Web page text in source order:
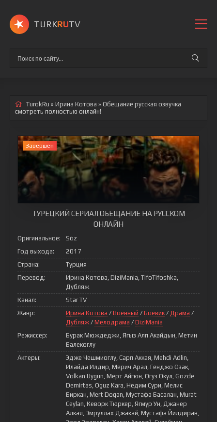
TURKRUTV
TurokRu » Ирина Котова » Обещание русская озвучка
смотреть полностью онлайн!
Завершен
ТУРЕЦКИЙ СЕРИАЛ ОБЕЩАНИЕ НА РУССКОМ
ОНЛАЙН
Оригинальное:
Söz
Год выхода:
2017
Страна:
Турция
Перевод:
Ирина Котова, DiziMania, TifoTifoshka,
Дубляж
Канал:
Star TV
Жанр:
Ирина Котова / Военный / Боевик/ Драма /
Дубляж/ Мелодрама / DiziMania
Режиссер:
Бурак Мюждеджи, Ягыз Алп Акайдын, Метин
Балекоглу
Актеры:
Эдже Чешмиоглу, Сарп Аккая, Mehdi Adlin,
Илайда Илдир, Мерич Арал, Генджо Озак,
Volkan Uygun, Мерт Айгюн, Огуз Окул, Gozde
Demirtas, Oguz Kara, Недим Сури, Мелис
Биркан, Mert Dogan, Мустафа Басалан, Murat
Ceylan, Кеворк Тюркер, Ягмур Ун, Джанер
Алкая, Эмруллах Джакай, Мустафа Йилдиран,